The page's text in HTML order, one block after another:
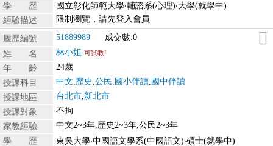
學 歷
國立彰化師範大學‧輔諮系(心理)‧大學(就學中)
經驗描述
限制瀏覽，請先登入會員
履歷編號 51889989
成交數:0
姓 名
林小姐 可試教!
年 齡
24歲
授課科目
中文 歷史 公民 國小伴讀 國中伴讀
授課地區
台北市 新北市
授課對象
不拘
家教經驗
中文2~3年,歷史2~3年,公民2~3年
學 歷
東吳大學‧中國語文學系(中國語文)‧碩士(就學中)